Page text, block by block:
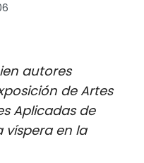
AMBIENTE
autores
de Artes
Aplicadas de
víspera en la